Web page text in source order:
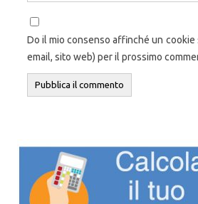
Do il mio consenso affinché un cookie
email, sito web) per il prossimo